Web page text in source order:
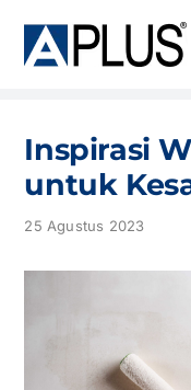
content
Area
Kategori
Inspirasi
untuk
25 Agustus 2023